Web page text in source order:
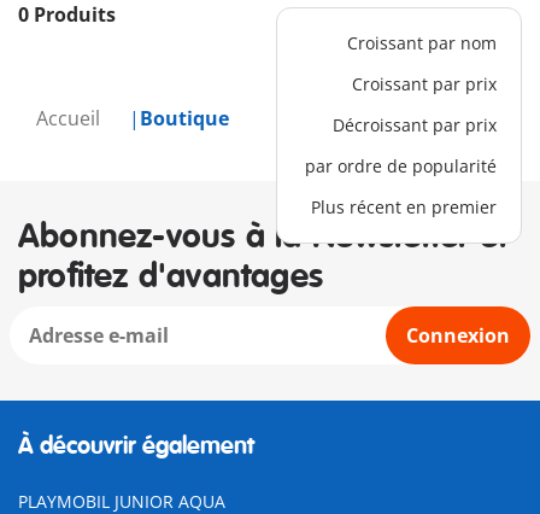
Accueil Boutique
0 Produits
Croissant par nom
Croissant par prix
Décroissant par prix
par ordre de popularité
Plus récent en premier
Abonnez-vous à la Newsletter et
profitez d'avantages
Connexion
À découvrir également
PLAYMOBIL JUNIOR AQUA